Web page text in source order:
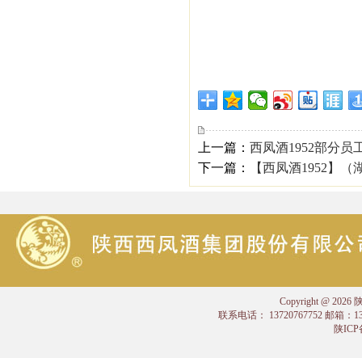
上一篇： 西凤酒1952部分员
下一篇：
【西凤酒1952】
Copyright @ 2026
联系电话： 13720767752 邮箱：
陕ICP